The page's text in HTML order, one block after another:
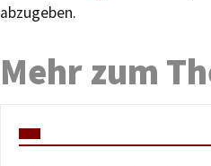
abzugeben.
Mehr zum